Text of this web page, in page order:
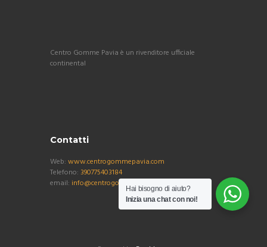
Centro Gomme Pavia è un rivenditore ufficiale
continental
Contatti
Web: www.centrogommepavia.com
Telefono: 390775403184
email: info@centrogommepavia.com
Hai bisogno di aiuto?
Inizia una chat con noi!